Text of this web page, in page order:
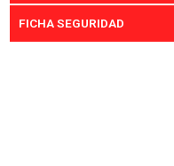
FICHA SEGURIDAD